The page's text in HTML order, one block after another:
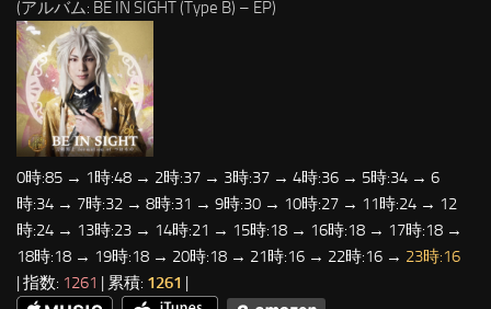
(アルバム: BE IN SIGHT (Type B) – EP)
0時:85 → 1時:48 → 2時:37 → 3時:37 → 4時:36 → 5時:34 → 6
時:34 → 7時:32 → 8時:31 → 9時:30 → 10時:27 → 11時:24 → 12
時:24 → 13時:23 → 14時:21 → 15時:18 → 16時:18 → 17時:18 →
18時:18 → 19時:18 → 20時:18 → 21時:16 → 22時:16 → 23時:16
| 指数: 1261 | 累積: 1261 |